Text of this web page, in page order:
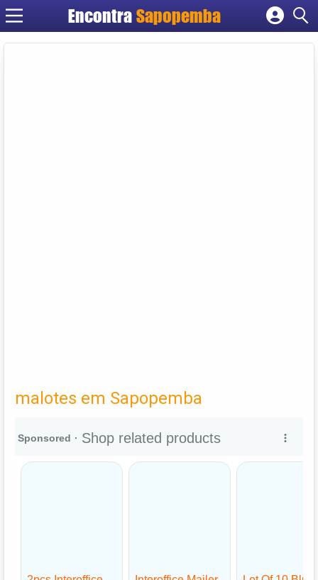
Encontra Sapopemba
Cadastrar empresa
malotes em Sapopemba